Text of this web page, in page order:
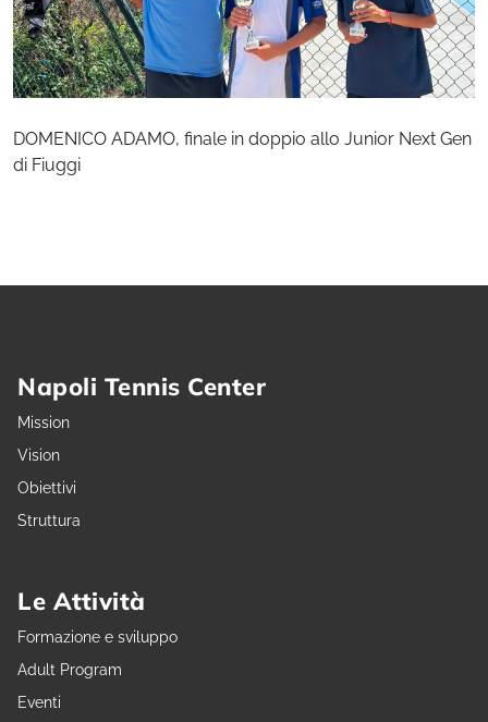
DOMENICO ADAMO, finale in doppio allo Junior Next Gen
di Fiuggi
Napoli Tennis Center
Mission
Vision
Obiettivi
Struttura
Le Attività
Formazione e sviluppo
Adult Program
Eventi